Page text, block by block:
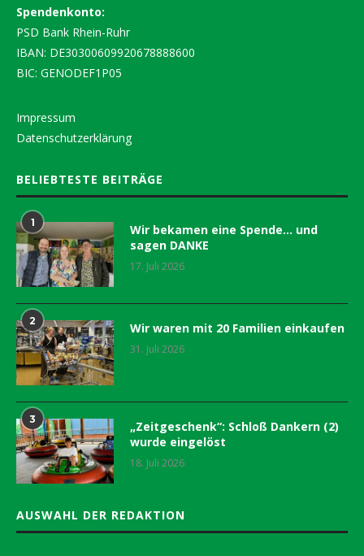
Spendenkonto:
PSD Bank Rhein-Ruhr
IBAN: DE30300609920678888600
BIC: GENODEF1P05
Impressum
Datenschutzerklärung
BELIEBTESTE BEITRÄGE
1
Wir bekamen eine Spende… und
sagen DANKE
17. Juli 2026
2 Wir waren mit 20 Familien einkaufen
31. Juli 2026
3
„Zeitgeschenk“: Schloß Dankern (2)
wurde eingelöst
18. Juli 2026
AUSWAHL DER REDAKTION